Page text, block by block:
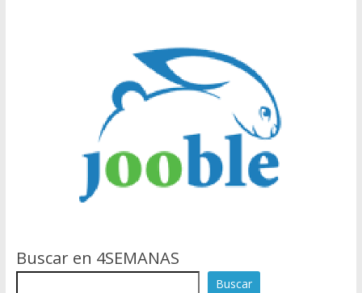
Buscar en 4SEMANAS
Buscar